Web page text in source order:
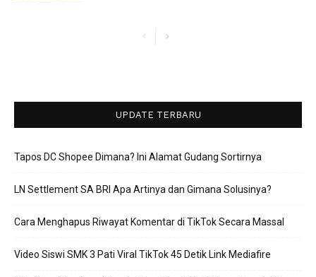
UPDATE TERBARU
Tapos DC Shopee Dimana? Ini Alamat Gudang Sortirnya
LN Settlement SA BRI Apa Artinya dan Gimana Solusinya?
Cara Menghapus Riwayat Komentar di TikTok Secara Massal
Video Siswi SMK 3 Pati Viral TikTok 45 Detik Link Mediafire